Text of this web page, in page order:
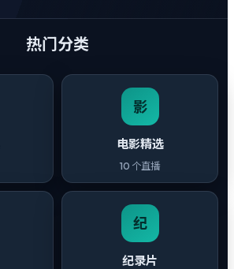
热门分类
影
电影精选
10 个直播
纪
纪录片